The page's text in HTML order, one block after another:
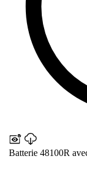
Batterie 48100R